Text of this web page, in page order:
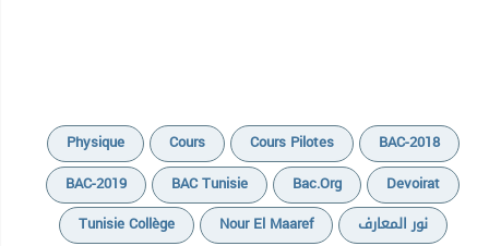
Physique Cours Cours Pilotes
BAC-2018
BAC-2019
BAC Tunisie Bac.org
Devoirat
Tunisie Collège
Nour El Maaref نور المعارف